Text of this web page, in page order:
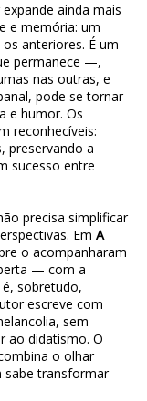
ainda mais
e memória: um
anteriores. É um
permanece —,
nas outras, e
pode se tornar
e humor. Os
reconhecíveis:
preservando a
sucesso entre
precisa simplificar
Em A
o acompanharam
— com a
sobretudo,
escreve com
sem
ao didatismo. O
o olhar
sabe transformar